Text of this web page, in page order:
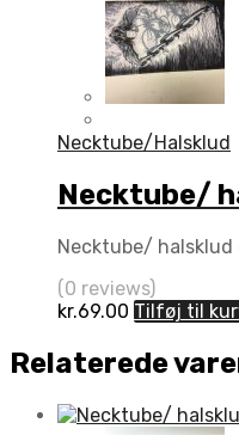
Necktube/Halsklud
Necktube/
Necktube/ halsklud
(0 reviews)
kr.69.00 Tilføj til
Relaterede